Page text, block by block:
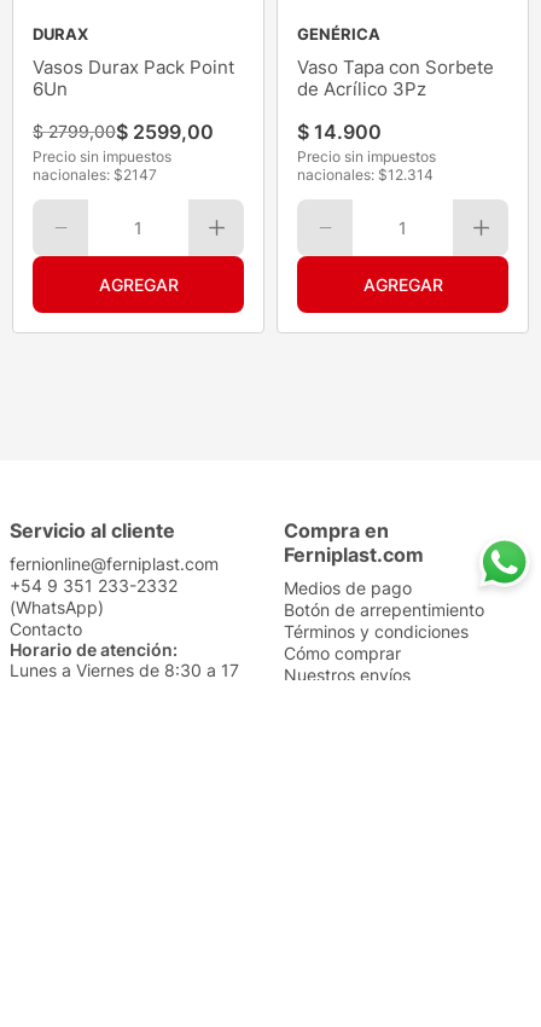
DURAX
Vasos Durax Pack Point
6Un
$ 2799,00$ 2599,00
Precio sin impuestos
nacionales: $2147
1
GENÉRICA
Vaso Tapa con Sorbete
de Acrílico 3Pz
$ 14.900
Precio sin impuestos
nacionales: $12.314
1
Servicio al cliente
fernionline@ferniplast.com
+54 9 351 233-2332
(WhatsApp)
Contacto
Horario de atención:
Lunes a Viernes de 8:30 a 17
Compra en
Ferniplast.com
Medios de pago
Botón de arrepentimiento
Términos y condiciones
Cómo comprar
Nuestros envíos